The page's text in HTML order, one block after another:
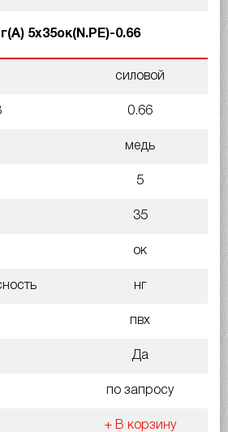
5х35ок(N.PE)-0.66
силовой
0.66
медь
5
35
ок
нг
пвх
Да
по запросу
+ В корзину